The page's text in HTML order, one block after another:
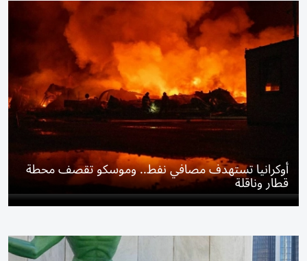
أوكرانيا تستهدف مصافي نفط.. وموسكو تقصف محطة
قطار وناقلة